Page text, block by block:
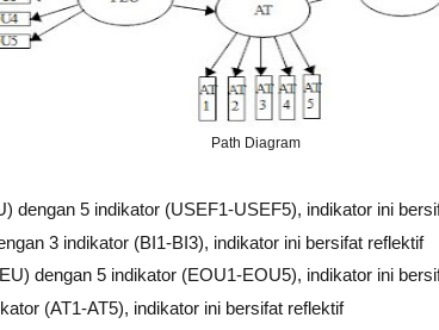
Path Diagram
dengan 5 indikator (USEF1-USEF5), indikator ini
3 indikator (BI1-BI3), indikator ini bersifat reflektif
dengan 5 indikator (EOU1-EOU5), indikator ini
(AT1-AT5), indikator ini bersifat reflektif